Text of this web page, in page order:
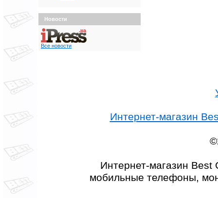
Новости
Все новости
Интернет-магазин
Интернет-магазин Best
мобильные телефоны,